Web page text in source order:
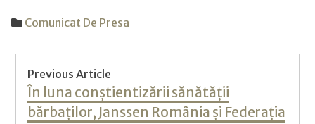
Comunicat De Presa
Post
navigation
Previous Article
Previous
post:
În luna conștientizării sănătății
bărbaților, Janssen România și Federația